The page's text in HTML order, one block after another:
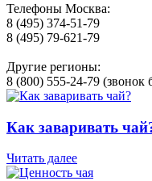
Телефоны Москва:
8 (495) 374-51-79
8 (495) 79-621-79
Другие регионы:
8 (800) 555-24-79 (звонок
Как заваривать
Читать далее